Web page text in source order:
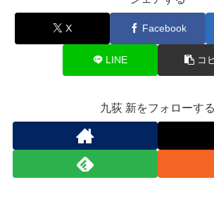
X Facebook
LINE コ
九荻 新をフォローする